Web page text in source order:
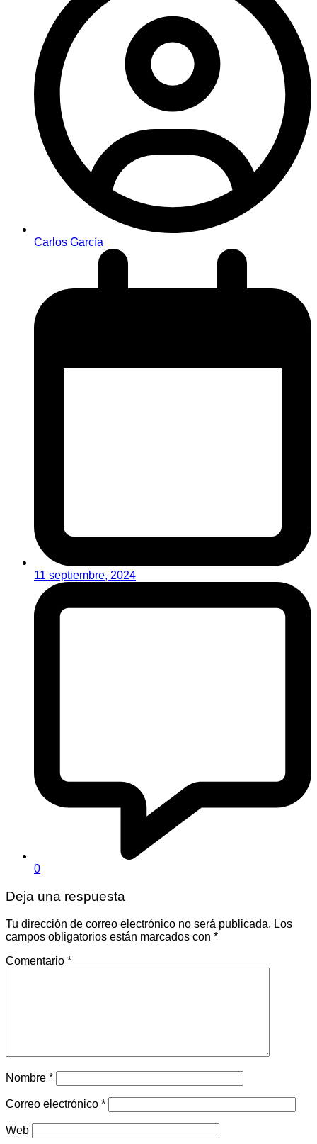
Carlos García
11 septiembre, 2024
0
Deja una respuesta
Tu dirección de correo electrónico no será publicada. Los
campos obligatorios están marcados con *
Comentario *
Nombre *
Correo electrónico *
Web